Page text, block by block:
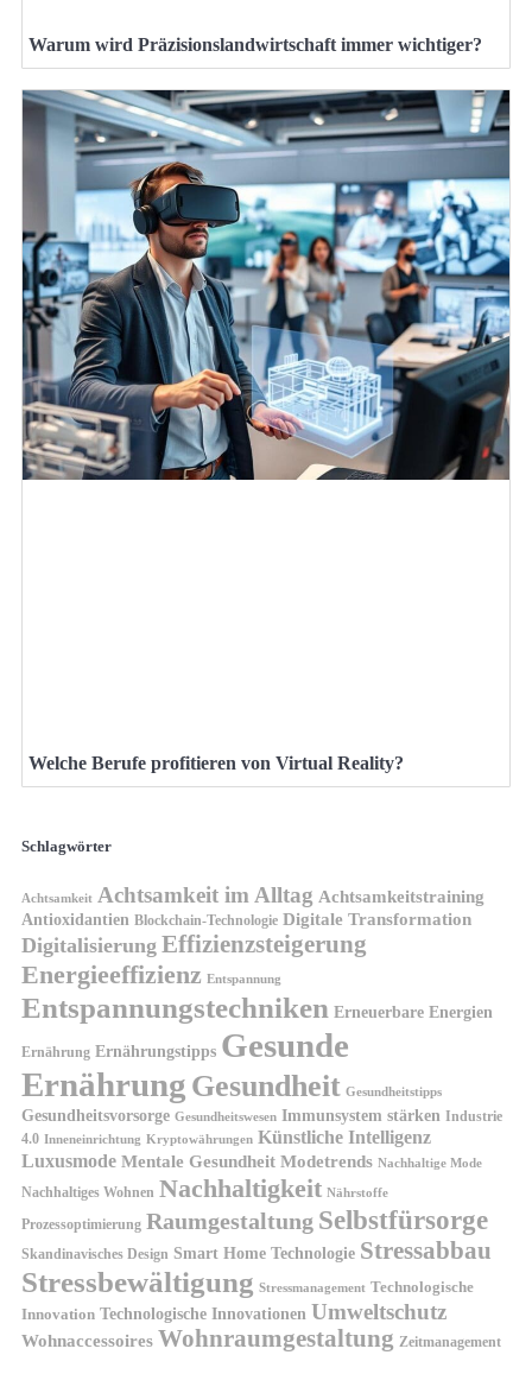
Warum wird Präzisionslandwirtschaft immer wichtiger?
Welche Berufe profitieren von Virtual Reality?
Schlagwörter
Achtsamkeit Achtsamkeit im Alltag Achtsamkeitstraining
Antioxidantien Blockchain-Technologie Digitale Transformation
Digitalisierung Effizienzsteigerung
Energieeffizienz Entspannung
Entspannungstechniken Erneuerbare Energien
Ernährung Ernährungstipps Gesunde
Ernährung Gesundheit Gesundheitstipps
Gesundheitsvorsorge Gesundheitswesen Immunsystem stärken Industrie
4.0 Inneneinrichtung Kryptowährungen Künstliche Intelligenz
Luxusmode Mentale Gesundheit Modetrends Nachhaltige Mode
Nachhaltiges Wohnen Nachhaltigkeit Nährstoffe
Prozessoptimierung Raumgestaltung Selbstfürsorge
Skandinavisches Design Smart Home Technologie Stressabbau
Stressbewältigung Stressmanagement Technologische
Innovation Technologische Innovationen Umweltschutz
Wohnaccessoires Wohnraumgestaltung Zeitmanagement